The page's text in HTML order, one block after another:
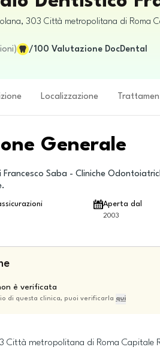
303 Città metropolitana di Roma
) /100 Valutazione DocDental
Localizzazione
Generale
Francesco Saba - Cliniche
Aperta dal
2003
è verificata
di questa clinica, puoi verificarla qui
Città metropolitana di Roma Capitale